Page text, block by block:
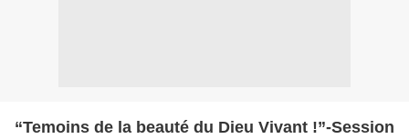
“Temoins de la beauté du Dieu Vivant !”-Session